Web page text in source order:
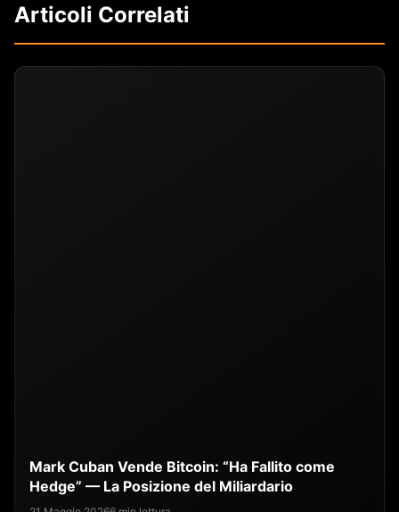
Articoli Correlati
Mark Cuban Vende Bitcoin: “Ha Fallito come
Hedge” — La Posizione del Miliardario